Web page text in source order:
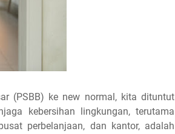
(PSBB) ke new normal, kita dituntut
kebersihan lingkungan, terutama
perbelanjaan, dan kantor, adalah